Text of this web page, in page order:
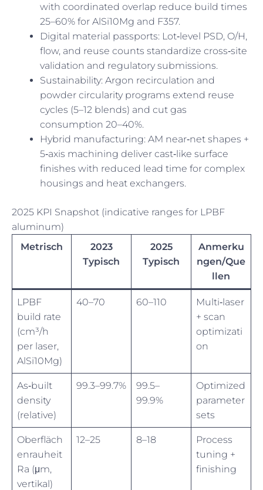
with coordinated overlap reduce build times
25–60% for AlSi10Mg and F357.
Digital material passports: Lot‑level PSD, O/H,
flow, and reuse counts standardize cross‑site
validation and regulatory submissions.
Sustainability: Argon recirculation and
powder circularity programs extend reuse
cycles (5–12 blends) and cut gas
consumption 20–40%.
Hybrid manufacturing: AM near‑net shapes +
5‑axis machining deliver cast‑like surface
finishes with reduced lead time for complex
housings and heat exchangers.
2025 KPI Snapshot (indicative ranges for LPBF
aluminum)
Metrisch
2023
Typisch
2025
Typisch
Anmerku
ngen/Que
llen
LPBF
build rate
(cm³/h
per laser,
AlSi10Mg)
40–70 60–110
Multi‑laser
+ scan
optimizati
on
As‑built
density
(relative)
99.3–99.7%
99.5–
99.9%
Optimized
parameter
sets
Oberfläch
enrauheit
Ra (μm,
vertikal)
12–25 8–18
Process
tuning +
finishing